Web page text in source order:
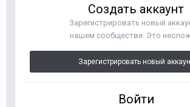
Создать аккаунт
Зарегистрировать новый
нашем сообществе. Это
Зарегистрировать новый
Войти